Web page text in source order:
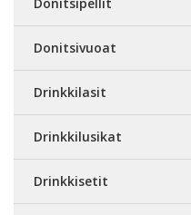
Donitsivuoat
Drinkkilasit
Drinkkilusikat
Drinkkisetit